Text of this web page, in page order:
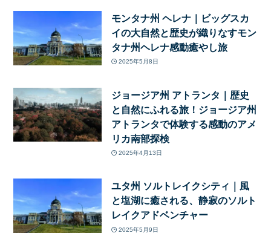
モンタナ州 ヘレナ｜ビッグスカ
イの大自然と歴史が織りなすモン
タナ州ヘレナ感動癒やし旅
2025年5月8日
ジョージア州 アトランタ｜歴史
と自然にふれる旅！ジョージア州
アトランタで体験する感動のアメ
リカ南部探検
2025年4月13日
ユタ州 ソルトレイクシティ｜風
と塩湖に癒される、静寂のソルト
レイクアドベンチャー
2025年5月9日